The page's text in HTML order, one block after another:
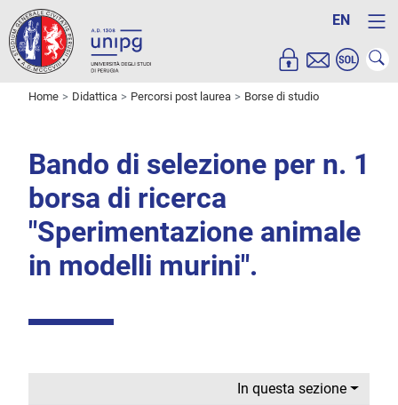
EN
Home Didattica Percorsi post laurea Borse di studio
Bando di selezione per n. 1
borsa di ricerca
"Sperimentazione animale
in modelli murini".
In questa sezione